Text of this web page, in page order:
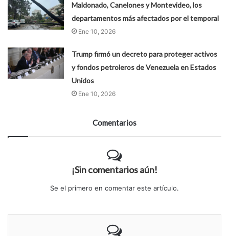
Maldonado, Canelones y Montevideo, los
departamentos más afectados por el temporal
Ene 10, 2026
Trump firmó un decreto para proteger activos
y fondos petroleros de Venezuela en Estados
Unidos
Ene 10, 2026
Comentarios
¡Sin comentarios aún!
Se el primero en comentar este artículo.